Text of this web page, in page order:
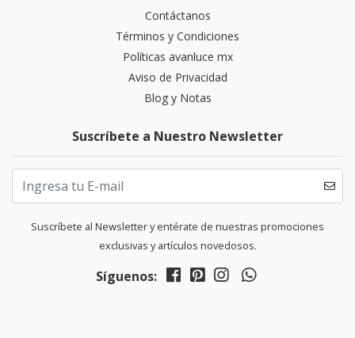
Contáctanos
Términos y Condiciones
Políticas avanluce mx
Aviso de Privacidad
Blog y Notas
Suscríbete a Nuestro Newsletter
Suscríbete al Newsletter y entérate de nuestras promociones
exclusivas y artículos novedosos.
Síguenos: